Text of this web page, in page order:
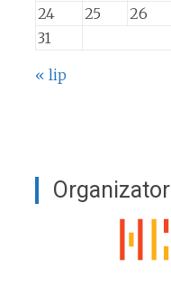
24
25 26
31
« lip
Organizator